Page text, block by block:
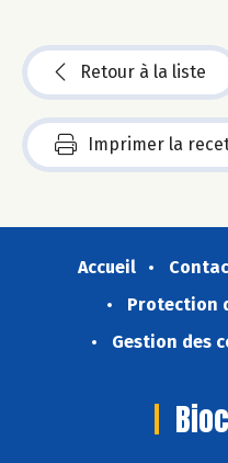
Retour à la liste
Imprimer la
Accueil
Protection
Gestion des